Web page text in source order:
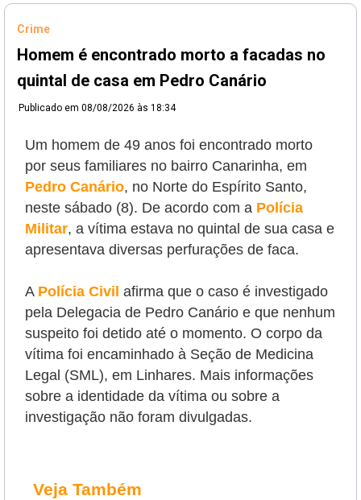
Crime
Homem é encontrado morto a facadas no
quintal de casa em Pedro Canário
Publicado em 08/08/2026 às 18:34
Um homem de 49 anos foi encontrado morto
por seus familiares no bairro Canarinha, em
Pedro Canário, no Norte do Espírito Santo,
neste sábado (8). De acordo com a Polícia
Militar, a vítima estava no quintal de sua casa e
apresentava diversas perfurações de faca.
A Polícia Civil afirma que o caso é investigado
pela Delegacia de Pedro Canário e que nenhum
suspeito foi detido até o momento. O corpo da
vítima foi encaminhado à Seção de Medicina
Legal (SML), em Linhares. Mais informações
sobre a identidade da vítima ou sobre a
investigação não foram divulgadas.
Veja Também